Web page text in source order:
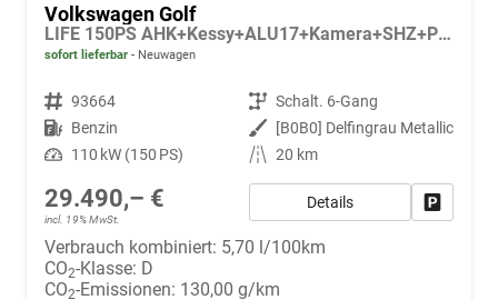
Volkswagen Golf
LIFE 150PS AHK+Kessy+ALU17+Kamera+SHZ+Parklenk+Alarm
sofort lieferbar Neuwagen
Fahrzeugnr. 93664 Getriebe Schalt. 6-Gang
Kraftstoff Benzin Außenfarbe [B0B0] Delfingrau Metallic
Leistung 110 kW (150 PS) Kilometerstand 20 km
29.490,– €
incl. 19% MwSt.
Details
Verbrauch kombiniert: 5,70 l/100km
CO2-Klasse: D
CO2-Emissionen: 130,00 g/km